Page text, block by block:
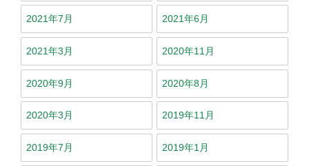
2021年7月 2021年6月
2021年3月 2020年11月
2020年9月 2020年8月
2020年3月 2019年11月
2019年7月 2019年1月